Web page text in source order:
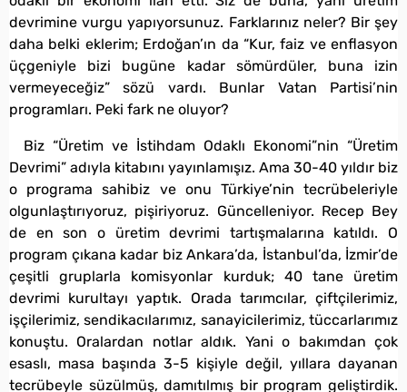
devrimine vurgu yapıyorsunuz. Farklarınız neler? Bir şey
daha belki eklerim; Erdoğan’ın da “Kur, faiz ve enflasyon
üçgeniyle bizi bugüne kadar sömürdüler, buna izin
vermeyeceğiz” sözü vardı. Bunlar Vatan Partisi’nin
programları. Peki fark ne oluyor?
Biz “Üretim ve İstihdam Odaklı Ekonomi”nin “Üretim
Devrimi” adıyla kitabını yayınlamışız. Ama 30-40 yıldır biz
o programa sahibiz ve onu Türkiye’nin tecrübeleriyle
olgunlaştırıyoruz, pişiriyoruz. Güncelleniyor. Recep Bey
de en son o üretim devrimi tartışmalarına katıldı. O
program çıkana kadar biz Ankara’da, İstanbul’da, İzmir’de
çeşitli gruplarla komisyonlar kurduk; 40 tane üretim
devrimi kurultayı yaptık. Orada tarımcılar, çiftçilerimiz,
işçilerimiz, sendikacılarımız, sanayicilerimiz, tüccarlarımız
konuştu. Oralardan notlar aldık. Yani o bakımdan çok
esaslı, masa başında 3-5 kişiyle değil, yıllara dayanan
tecrübeyle süzülmüş, damıtılmış bir program geliştirdik.